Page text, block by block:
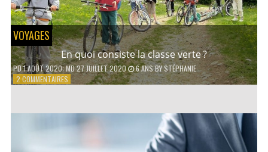
VOYAGES
En quoi consiste la classe verte ?
PD1 AOÛT 2020; MD 27 JUILLET 2020 6 ANSBYSTÉPHANIE
2 COMMENTAIRESSUR